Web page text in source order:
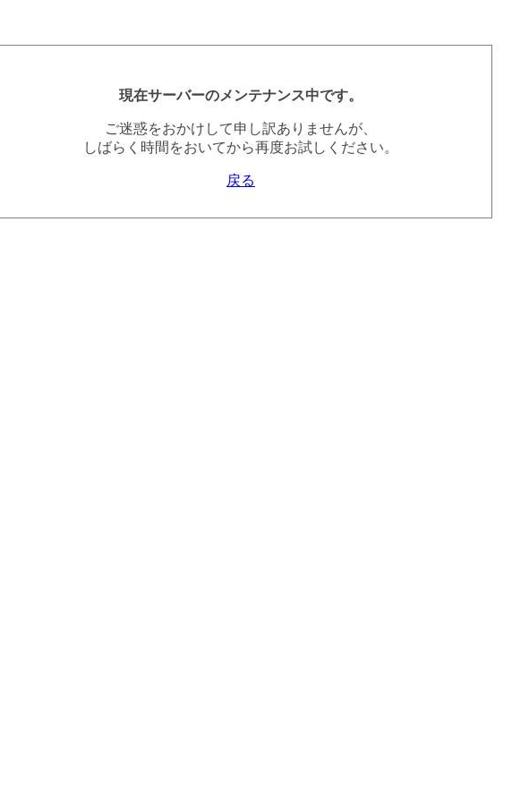
現在サーバーのメンテナンス中です。
ご迷惑をおかけして申し訳ありませんが、
しばらく時間をおいてから再度お試しください。
戻る